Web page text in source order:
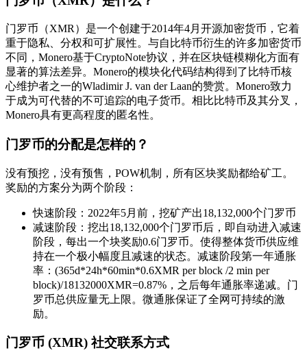
门罗币（XMR）是一个创建于2014年4月开源加密货币，它着
重于隐私、分权和可扩展性。与自比特币衍生的许多加密货币
不同，Monero基于CryptoNote协议，并在区块链模糊化方面有
显著的算法差异。Monero的模块化代码结构得到了比特币核
心维护者之一的Wladimir J. van der Laan的赞赏。Monero致力
于成为可代替的不可追踪的电子货币。相比比特币及其分叉，
Monero具有更高程度的匿名性。
门罗币的分配是怎样的？
没有预挖，没有预售，POW机制，所有区块奖励都给矿工。
奖励的方案分为两个阶段：
快速阶段：2022年5月前，挖矿产出18,132,000个门罗币
减速阶段：挖出18,132,000个门罗币后，即自动进入减速
阶段，每出一个块奖励0.6门罗币。使得整体货币供应维
持在一个极小幅度且减速的状态。减速阶段第一年通胀
率：(365d*24h*60min*0.6XMR per block /2 min per
block)/18132000XMR=0.87%，之后每年通胀率递减。门
罗币总供应量无上限。微通胀保证了全网可持续的激
励。
门罗币 (XMR) 社交联系方式